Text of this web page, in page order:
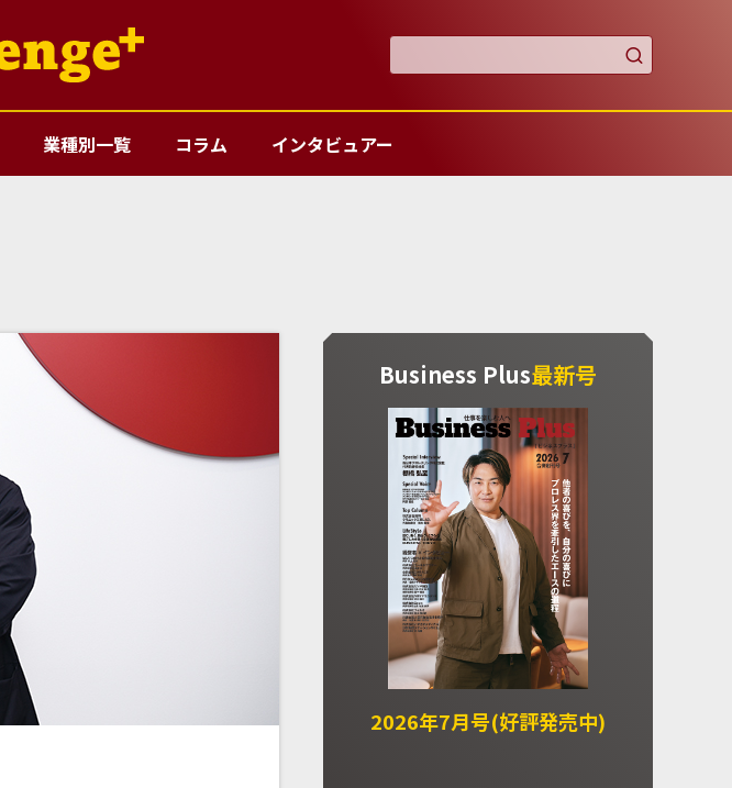

業種別一覧 コラム インタビュアー
Business Plus最新号
2026年7月号(好評発売中)